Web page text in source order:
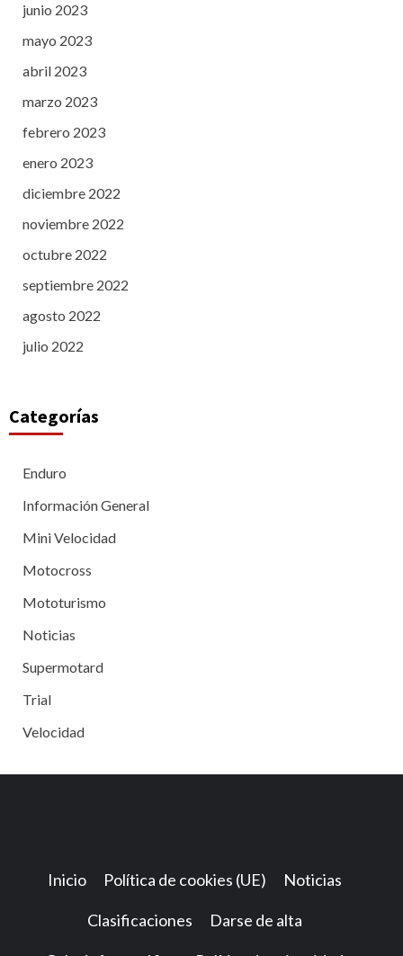
junio 2023
mayo 2023
abril 2023
marzo 2023
febrero 2023
enero 2023
diciembre 2022
noviembre 2022
octubre 2022
septiembre 2022
agosto 2022
julio 2022
Categorías
Enduro
Información General
Mini Velocidad
Motocross
Mototurismo
Noticias
Supermotard
Trial
Velocidad
Inicio Política de cookies (UE) Noticias
Clasificaciones Darse de alta